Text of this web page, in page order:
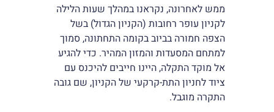
ממש לאחרונה, נקראנו במהלך שעות הלילה
לקניון עופר רחובות (הקניון הגדול) בשל
הצפה חמורה בביוב בקומה התחתונה, סמוך
למתחם המסעדות והמזון המהיר. כדי להגיע
אל מוקד התקלה, היינו חייבים להיכנס עם
ציוד לחניון התת-קרקעי של הקניון, שם גובה
התקרה מוגבל.